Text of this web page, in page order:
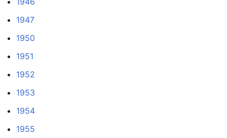
1947
1950
1951
1952
1953
1954
1955